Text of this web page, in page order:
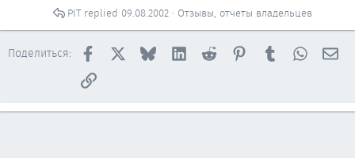
я
Отзывы, отчеты владельцев
09.08.2002
PIT
Поделиться: Facebook BlueskyLinkedInReddit PinterestTumblr
Ссылка